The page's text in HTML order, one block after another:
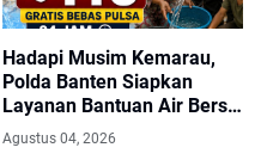
Hadapi Musim Kemarau,
Polda Banten Siapkan
Layanan Bantuan Air Bersih
Melalui Call Center 110
Agustus 04, 2026